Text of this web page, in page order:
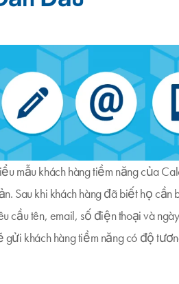
mẫu khách hàng tiềm năng của
Sau khi khách hàng đã biết họ cần
cầu tên, email, số điện thoại và
gửi khách hàng tiềm năng có độ